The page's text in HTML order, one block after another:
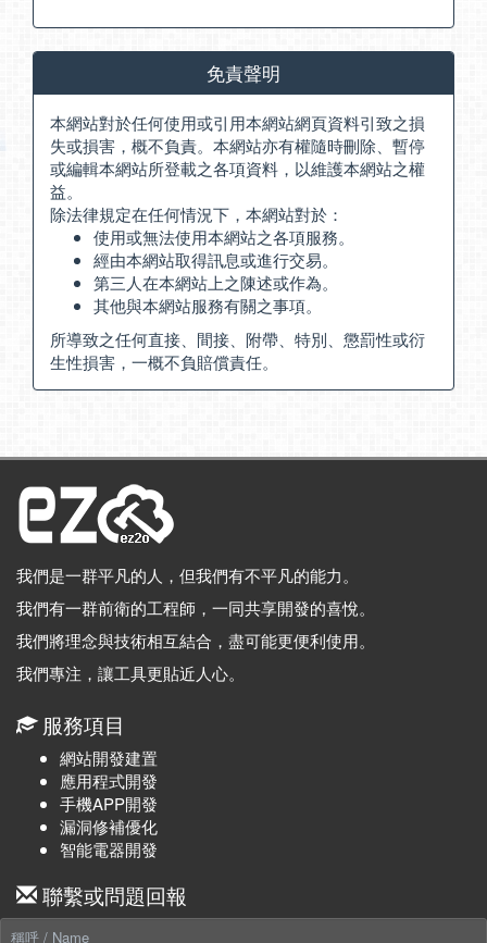
免責聲明
本網站對於任何使用或引用本網站網頁資料引致之損
失或損害，概不負責。本網站亦有權隨時刪除、暫停
或編輯本網站所登載之各項資料，以維護本網站之權
益。
除法律規定在任何情況下，本網站對於：
使用或無法使用本網站之各項服務。
經由本網站取得訊息或進行交易。
第三人在本網站上之陳述或作為。
其他與本網站服務有關之事項。
所導致之任何直接、間接、附帶、特別、懲罰性或衍
生性損害，一概不負賠償責任。
我們是一群平凡的人，但我們有不平凡的能力。
我們有一群前衛的工程師，一同共享開發的喜悅。
我們將理念與技術相互結合，盡可能更便利使用。
我們專注，讓工具更貼近人心。
服務項目
網站開發建置
應用程式開發
手機APP開發
漏洞修補優化
智能電器開發
聯繫或問題回報